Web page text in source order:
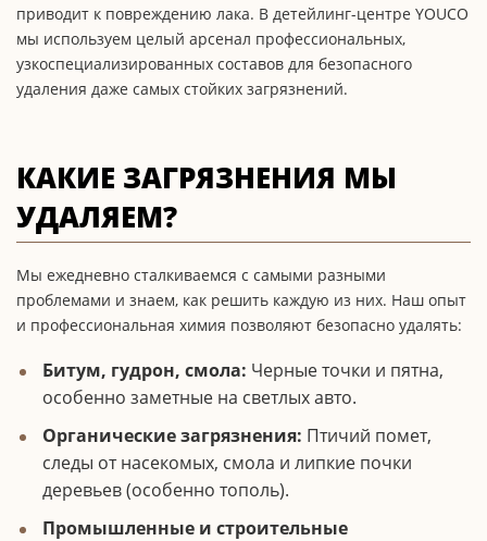
приводит к повреждению лака. В детейлинг-центре YOUCO
мы используем целый арсенал профессиональных,
узкоспециализированных составов для безопасного
удаления даже самых стойких загрязнений.
КАКИЕ ЗАГРЯЗНЕНИЯ МЫ
УДАЛЯЕМ?
Мы ежедневно сталкиваемся с самыми разными
проблемами и знаем, как решить каждую из них. Наш опыт
и профессиональная химия позволяют безопасно удалять:
Битум, гудрон, смола: Черные точки и пятна,
особенно заметные на светлых авто.
Органические загрязнения: Птичий помет,
следы от насекомых, смола и липкие почки
деревьев (особенно тополь).
Промышленные и строительные